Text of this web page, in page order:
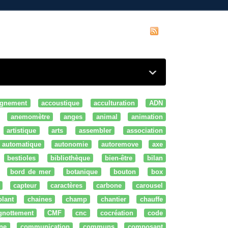
accoustique acculturation
ADN
anemomètre
anges animal
animation
artistique
arts assembler
association
automatique
autonomie autoremove
axe
bestioles
bibliothèque bien-être
bilan
bord de mer
botanique bouton
box
capteur
caractères carbone
carousel
chaines champ chantier
chauffe
CMF cnc cocréation
code